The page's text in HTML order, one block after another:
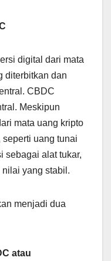
digital dari mata
diterbitkan dan
CBDC
Meskipun
mata uang kripto
uang tunai
sebagai alat tukar,
yang stabil.
menjadi dua
atau